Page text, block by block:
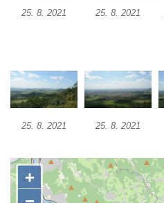
Vyhlídka Na Zámečku nad
Vyhlídka Švýcárna nad
pramenů v Lázních Libverda
Vyhlídka Libverdských
Libverda
Přebytek u Lázní Libverda
Vyhlídka Hejnické Madony u
25. 8. 2021 25. 8. 2021
25. 8. 2021 25. 8. 2021